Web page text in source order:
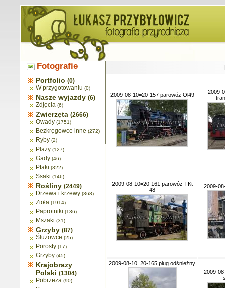
Fotografie
Portfolio (0)
W przygotowaniu (0)
Nasze wyjazdy (6)
Zdjęcia (6)
Zwierzęta (2666)
Owady (1751)
Bezkręgowce inne (272)
Ryby (2)
Płazy (127)
Gady (46)
Ptaki (322)
Ssaki (146)
Rośliny (2449)
Drzewa i krzewy (368)
Zioła (1914)
Paprotniki (136)
Mszaki (31)
Grzyby (87)
Śluzowce (25)
Porosty (17)
Grzyby (45)
Krajobrazy
Polski (1304)
Pobrzeża (90)
2009-08-10=20-157 parowóz Ol49
2009-
2009-08-10=20-161 parowóz TKt
48
2009-
2009-08-10=20-165 pług odśnieżny
2009-